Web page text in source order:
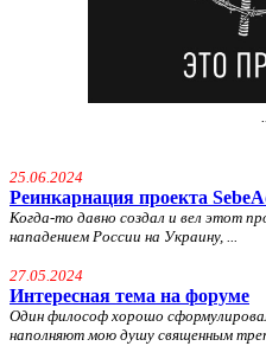
25.06.2024
Реинкарнация проекта
Когда-то давно создал и вел этот
нападением России на Украину, ...
27.05.2024
Интересная тема на форуме
Один философ хорошо
наполняют мою душу священным